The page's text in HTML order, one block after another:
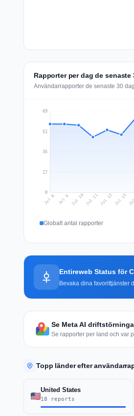
Rapporter per dag de senaste
Användarrapporter de senaste 30
0
17
35
52
69
Jul 8 Jul 9 Jul 10 Jul 11Jul 12 Jul 13
Globalt antal rapporter
Entireweb Status för
Bevaka dina favorittjänster
Se Meta AI
Se rapporter per land och var
Topp länder efter
United States
18 reports